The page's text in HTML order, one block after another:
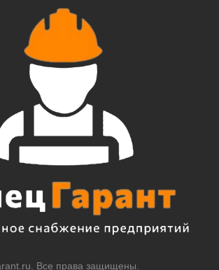
Все права защищены.